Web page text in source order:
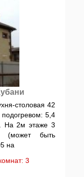
столовая 42
5,4
На 2м этаже 3
(может быть
на
3